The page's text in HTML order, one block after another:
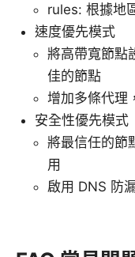
rules: 根據地
速度優先模式
將高帶寬節點
佳的節點
增加多條代理
安全性優先模式
將最信任的節
用
啟用 DNS 防